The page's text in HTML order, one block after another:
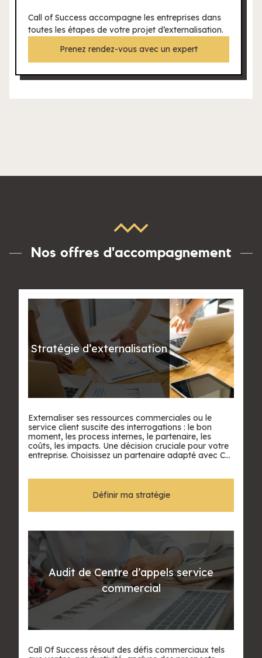
Call of Success accompagne les entreprises dans
toutes les étapes de votre projet d’externalisation.
Prenez rendez-vous avec un expert
Nos offres d'accompagnement
Stratégie d’externalisation
Externaliser ses ressources commerciales ou le
service client suscite des interrogations : le bon
moment, les process internes, le partenaire, les
coûts, les impacts. Une décision cruciale pour votre
entreprise. Choisissez un partenaire adapté avec Call
Définir ma stratégie
Audit de Centre d’appels service
commercial
Call Of Success résout des défis commerciaux tels